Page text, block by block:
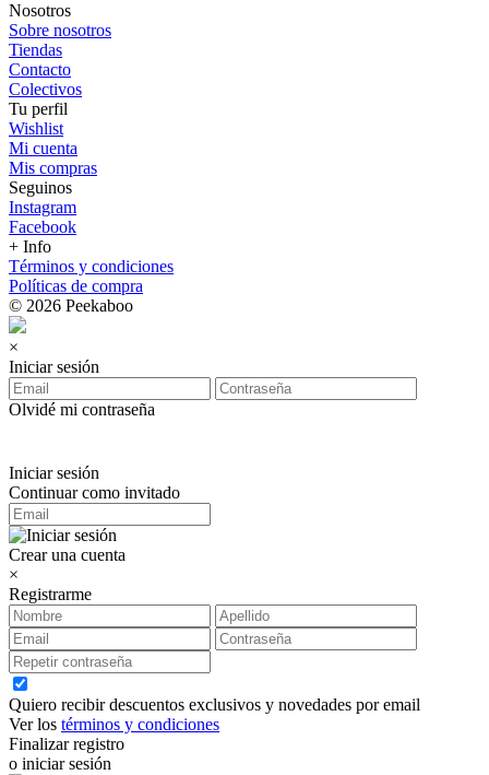
Nosotros
Sobre nosotros
Tiendas
Contacto
Colectivos
Tu perfil
Wishlist
Mi cuenta
Mis compras
Seguinos
Instagram
Facebook
+ Info
Términos y condiciones
Políticas de compra
© 2026 Peekaboo
×
Iniciar sesión
Olvidé mi contraseña
Iniciar sesión
Continuar como invitado
Crear una cuenta
×
Registrarme
Quiero recibir descuentos exclusivos y novedades por email
Ver los términos y condiciones
Finalizar registro
o iniciar sesión